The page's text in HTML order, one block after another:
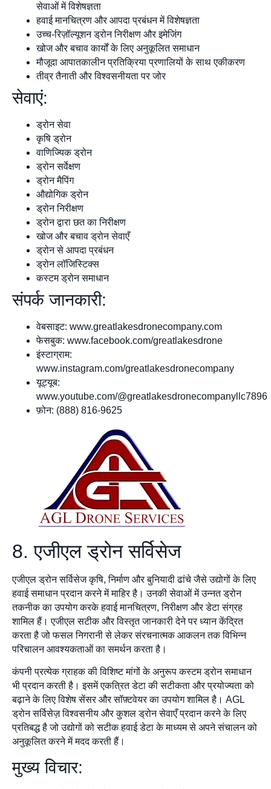
सेवाओं में विशेषज्ञता
हवाई मानचित्रण और आपदा प्रबंधन में विशेषज्ञता
उच्च-रिज़ॉल्यूशन ड्रोन निरीक्षण और इमेजिंग
खोज और बचाव कार्यों के लिए अनुकूलित समाधान
मौजूदा आपातकालीन प्रतिक्रिया प्रणालियों के साथ एकीकरण
तीव्र तैनाती और विश्वसनीयता पर जोर
सेवाएं:
ड्रोन सेवा
कृषि ड्रोन
वाणिज्यिक ड्रोन
ड्रोन सर्वेक्षण
ड्रोन मैपिंग
औद्योगिक ड्रोन
ड्रोन निरीक्षण
ड्रोन द्वारा छत का निरीक्षण
खोज और बचाव ड्रोन सेवाएँ
ड्रोन से आपदा प्रबंधन
ड्रोन लॉजिस्टिक्स
कस्टम ड्रोन समाधान
संपर्क जानकारी:
वेबसाइट: www.greatlakesdronecompany.com
फेसबुक: www.facebook.com/greatlakesdrone
इंस्टाग्राम:
www.instagram.com/greatlakesdronecompany
यूट्यूब:
www.youtube.com/@greatlakesdronecompanyllc7896
फ़ोन: (888) 816-9625
8. एजीएल ड्रोन सर्विसेज
एजीएल ड्रोन सर्विसेज कृषि, निर्माण और बुनियादी ढांचे जैसे उद्योगों के लिए
हवाई समाधान प्रदान करने में माहिर है। उनकी सेवाओं में उन्नत ड्रोन
तकनीक का उपयोग करके हवाई मानचित्रण, निरीक्षण और डेटा संग्रह
शामिल हैं। एजीएल सटीक और विस्तृत जानकारी देने पर ध्यान केंद्रित
करता है जो फसल निगरानी से लेकर संरचनात्मक आकलन तक विभिन्न
परिचालन आवश्यकताओं का समर्थन करता है।
कंपनी प्रत्येक ग्राहक की विशिष्ट मांगों के अनुरूप कस्टम ड्रोन समाधान
भी प्रदान करती है। इसमें एकत्रित डेटा की सटीकता और प्रयोज्यता को
बढ़ाने के लिए विशेष सेंसर और सॉफ़्टवेयर का उपयोग शामिल है। AGL
ड्रोन सर्विसेज़ विश्वसनीय और कुशल ड्रोन सेवाएँ प्रदान करने के लिए
प्रतिबद्ध है जो उद्योगों को सटीक हवाई डेटा के माध्यम से अपने संचालन को
अनुकूलित करने में मदद करती हैं।
मुख्य विचार: